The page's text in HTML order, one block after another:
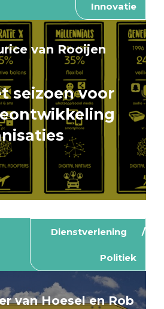
Innovatie
van Rooijen
seizoen voor
Dienstverlening
Politiek
van Hoesel en Rob